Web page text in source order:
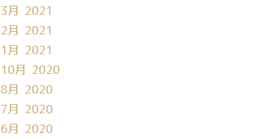
3月 2021
2月 2021
1月 2021
10月 2020
8月 2020
7月 2020
6月 2020